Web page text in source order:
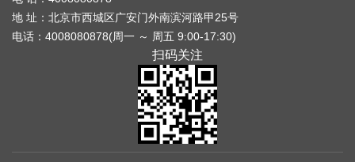
地 址：北京市西城区广安门外南滨河路甲25号
电话：4008080878(周一 ～ 周五 9:00-17:30)
扫码关注